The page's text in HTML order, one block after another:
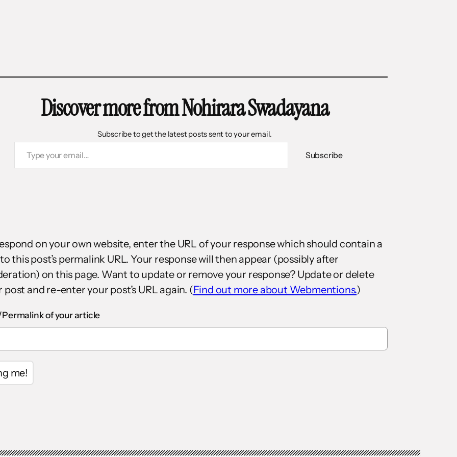
Discover more from Nohirara Swadayana
Subscribe to get the latest posts sent to your email.
Type your email…
Subscribe
on your own website, enter the URL of your response which should contain a
this post’s permalink URL. Your response will then appear (possibly after
on this page. Want to update or remove your response? Update or delete
post and re-enter your post’s URL again. (Find out more about Webmentions.)
Permalink of your article